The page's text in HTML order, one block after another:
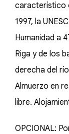
característico
1997, la
Humanidad a
Riga y de los
derecha del
Almuerzo en
libre.
OPCIONAL: